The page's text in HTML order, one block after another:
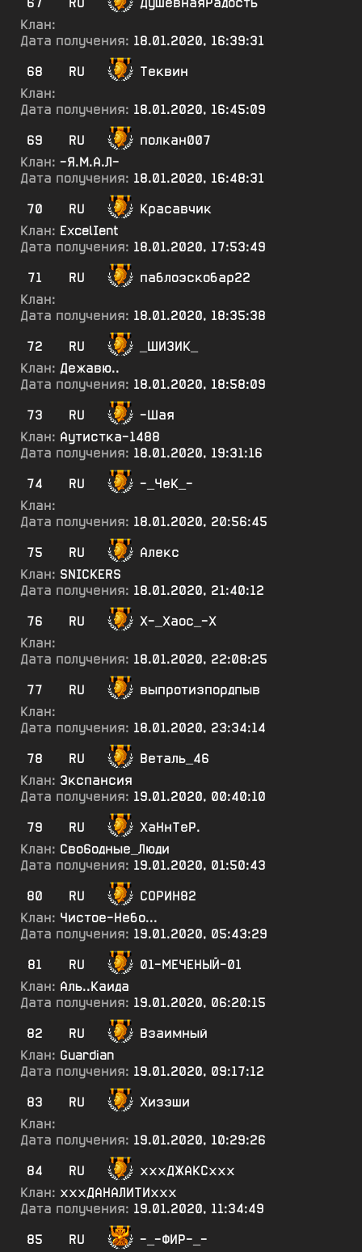
Клан:
Дата получения: 18.01.2020, 16:39:31
68
RU
Теквин
Клан:
Дата получения: 18.01.2020, 16:45:09
69
RU
полкан007
Клан: -Я.М.А.Л-
Дата получения: 18.01.2020, 16:48:31
70
RU
Красавчик
Клан: ExcelIent
Дата получения: 18.01.2020, 17:53:49
71
RU
паблоэскобар22
Клан:
Дата получения: 18.01.2020, 18:35:38
72
RU
_ШИ3ИК_
Клан: Дежавю..
Дата получения: 18.01.2020, 18:58:09
73
RU
-Шая
Клан: Аутистка-1488
Дата получения: 18.01.2020, 19:31:16
74
RU
-_ЧеК_-
Клан:
Дата получения: 18.01.2020, 20:56:45
75
RU
Алекс
Клан: SNICKERS
Дата получения: 18.01.2020, 21:40:12
76
RU
Х-_Хаос_-Х
Клан:
Дата получения: 18.01.2020, 22:08:25
77
RU
выпротизпордпыв
Клан:
Дата получения: 18.01.2020, 23:34:14
78
RU
Веталь_46
Клан: Экспансия
Дата получения: 19.01.2020, 00:40:10
79
RU
ХаНнТеР.
Клан: Сво6одные_Люди
Дата получения: 19.01.2020, 01:50:43
80
RU
СОРИН82
Клан: Чистое-Небо...
Дата получения: 19.01.2020, 05:43:29
81
RU
01-МЕЧЕНЫЙ-01
Клан: Аль..Каида
Дата получения: 19.01.2020, 06:20:15
82
RU
Взаимный
Клан: Guardian
Дата получения: 19.01.2020, 09:17:12
83
RU
Хизэши
Клан:
Дата получения: 19.01.2020, 10:29:26
84
RU
хххДЖАКСххх
Клан: хххДАНАЛИТИххх
Дата получения: 19.01.2020, 11:34:49
85
RU
-_-ФИР-_-